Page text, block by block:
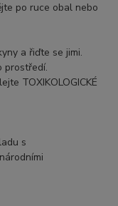
po ruce obal nebo
a řiďte se jimi.
prostředí.
TOXIKOLOGICKÉ
s